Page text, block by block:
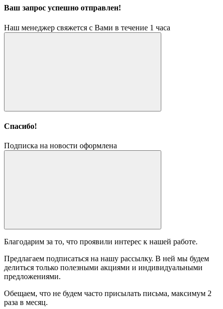
Ваш запрос успешно отправлен!
Наш менеджер свяжется с Вами в течение 1 часа
Спасибо!
Подписка на новости оформлена
Благодарим за то, что проявили интерес к нашей работе.
Предлагаем подписаться на нашу рассылку. В ней мы будем
делиться только полезными акциями и индивидуальными
предложениями.
Обещаем, что не будем часто присылать письма, максимум 2
раза в месяц.